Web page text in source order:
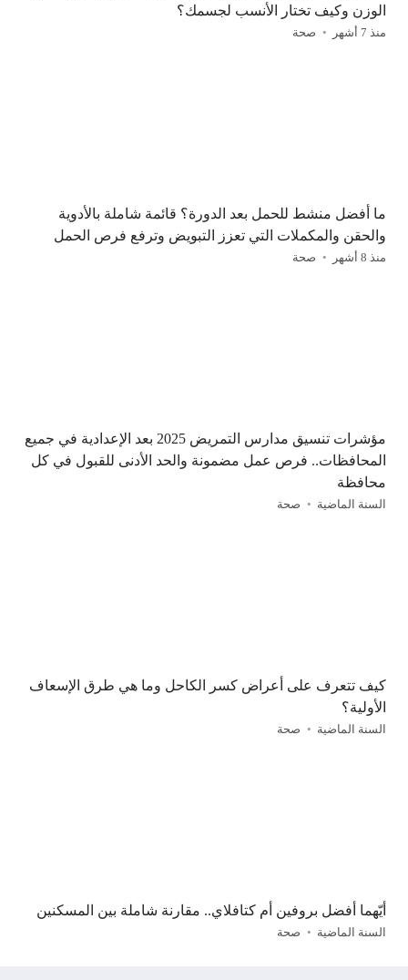
الوزن وكيف تختار الأنسب لجسمك؟
منذ 7 أشهر صحة
ما أفضل منشط للحمل بعد الدورة؟ قائمة شاملة بالأدوية
والحقن والمكملات التي تعزز التبويض وترفع فرص الحمل
منذ 8 أشهر صحة
مؤشرات تنسيق مدارس التمريض 2025 بعد الإعدادية في جميع
المحافظات.. فرص عمل مضمونة والحد الأدنى للقبول في كل
محافظة
السنة الماضية صحة
كيف تتعرف على أعراض كسر الكاحل وما هي طرق الإسعاف
الأولية؟
السنة الماضية صحة
أيّهما أفضل بروفين أم كتافلاي.. مقارنة شاملة بين المسكنين
السنة الماضية صحة